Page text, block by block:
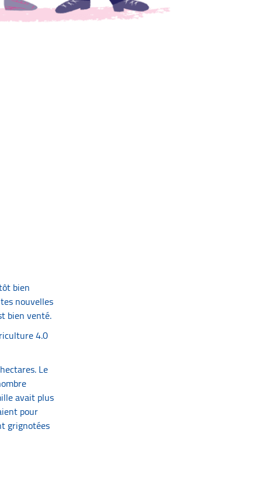
bien
nouvelles
bien venté.
4.0
Le
avait plus
pour
grignotées